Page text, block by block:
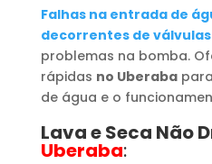
Falhas na entrada de
decorrentes de
problemas na bomba.
rápidas no Uberaba
de água e o
Lava e Seca Não
Uberaba: